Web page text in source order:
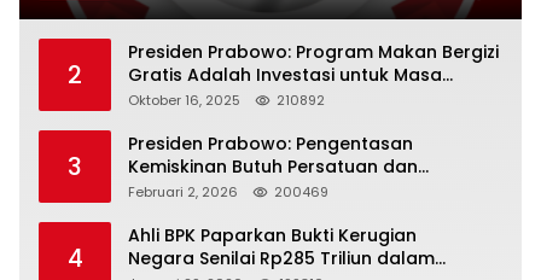
2
Presiden Prabowo: Program Makan Bergizi
Gratis Adalah Investasi untuk Masa
Depan Bangsa
Oktober 16, 2025 210892
3
Presiden Prabowo: Pengentasan
Kemiskinan Butuh Persatuan dan
Kepemimpinan yang Bertanggung Jawab
Februari 2, 2026 200469
4
Ahli BPK Paparkan Bukti Kerugian
Negara Senilai Rp285 Triliun dalam